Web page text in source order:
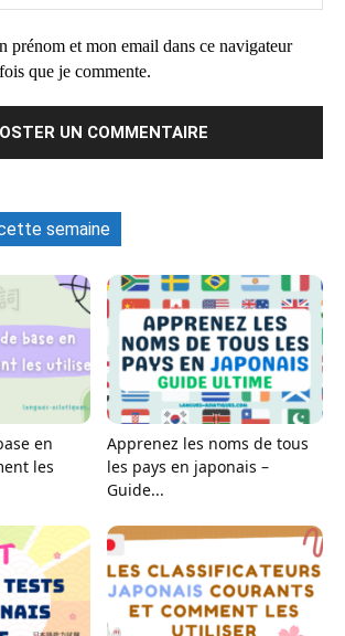
prénom et mon email dans ce navigateur
que je commente.
semaine
en
les
Apprenez les noms de tous
les pays en japonais –
Guide...